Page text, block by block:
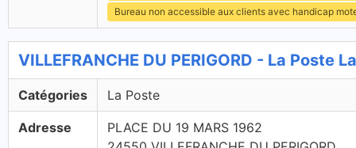
Bureau non accessible aux clients avec handicap
VILLEFRANCHE DU PERIGORD - La Poste
Catégories La Poste
Adresse
PLACE DU 19 MARS 1962